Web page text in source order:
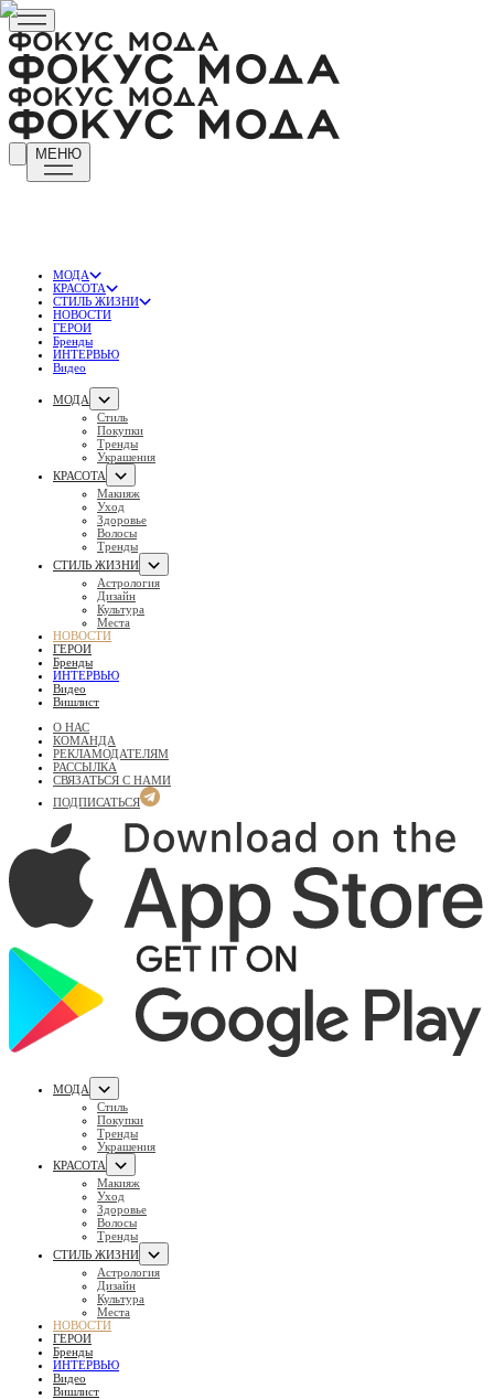
МЕНЮ
МОДА
КРАСОТА
СТИЛЬ ЖИЗНИ
НОВОСТИ
ГЕРОИ
Бренды
ИНТЕРВЬЮ
Видео
МОДА
Стиль
Покупки
Тренды
Украшения
КРАСОТА
Макияж
Уход
Здоровье
Волосы
Тренды
СТИЛЬ ЖИЗНИ
Астрология
Дизайн
Культура
Места
НОВОСТИ
ГЕРОИ
Бренды
ИНТЕРВЬЮ
Видео
Вишлист
О НАС
КОМАНДА
РЕКЛАМОДАТЕЛЯМ
РАССЫЛКА
СВЯЗАТЬСЯ С НАМИ
ПОДПИСАТЬСЯ
МОДА
Стиль
Покупки
Тренды
Украшения
КРАСОТА
Макияж
Уход
Здоровье
Волосы
Тренды
СТИЛЬ ЖИЗНИ
Астрология
Дизайн
Культура
Места
НОВОСТИ
ГЕРОИ
Бренды
ИНТЕРВЬЮ
Видео
Вишлист